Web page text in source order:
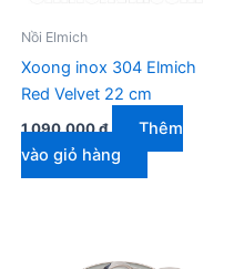
Nồi Elmich
Xoong inox 304 Elmich
Red Velvet 22 cm
1.090.000₫
Thêm
vào giỏ hàng